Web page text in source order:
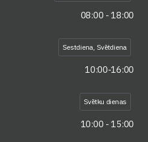
08:00 - 18:00
Sestdiena, Svētdiena
10:00-16:00
Svētku dienas
10:00 - 15:00